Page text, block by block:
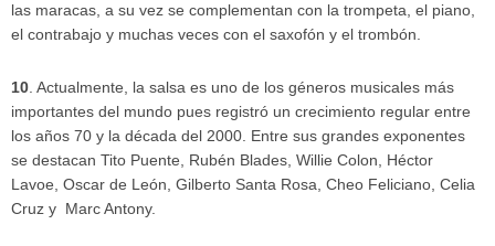
las maracas, a su vez se complementan con la trompeta, el piano,
el contrabajo y muchas veces con el saxofón y el trombón.
10. Actualmente, la salsa es uno de los géneros musicales más
importantes del mundo pues registró un crecimiento regular entre
los años 70 y la década del 2000. Entre sus grandes exponentes
se destacan Tito Puente, Rubén Blades, Willie Colon, Héctor
Lavoe, Oscar de León, Gilberto Santa Rosa, Cheo Feliciano, Celia
Cruz y Marc Antony.